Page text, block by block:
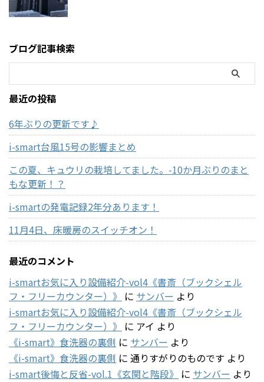
ブログ記事検索
最近の投稿
6年ぶりの更新です♪
i-smart台風15号の影響まとめ
この夏、キュウリの栽培してました。-10か月ぶりのまと
もな更新！？
i-smartの発電記録2年分あります！
11月4日、床暖房のスイッチオン！
最近のコメント
i-smartお気に入り設備紹介-vol4《書斎（ブックシェル
フ・フリーカウンター）》 に サンバー より
i-smartお気に入り設備紹介-vol4《書斎（ブックシェル
フ・フリーカウンター）》 に アイ より
《i-smart》食洗器の裏側 に サンバー より
《i-smart》食洗器の裏側 に 通りすがりのものです より
i-smart後悔と反省-vol.1《玄関と階段》 に サンバー より